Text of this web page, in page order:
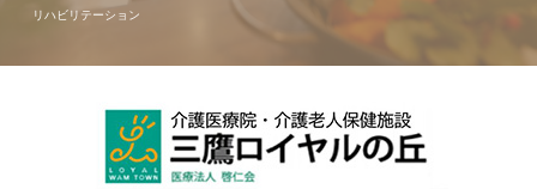
リハビリテーション